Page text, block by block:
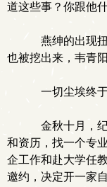
道这些事？你跟他
燕绅的出现
也被挖出来，韦青
一切尘埃终于
金秋十月，
和资历，找一个专
企工作和赴大学任
邀约，决定开一家